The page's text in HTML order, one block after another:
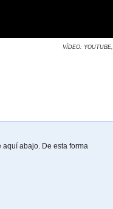
VÍDEO: YOUTUBE,
abajo. De esta forma